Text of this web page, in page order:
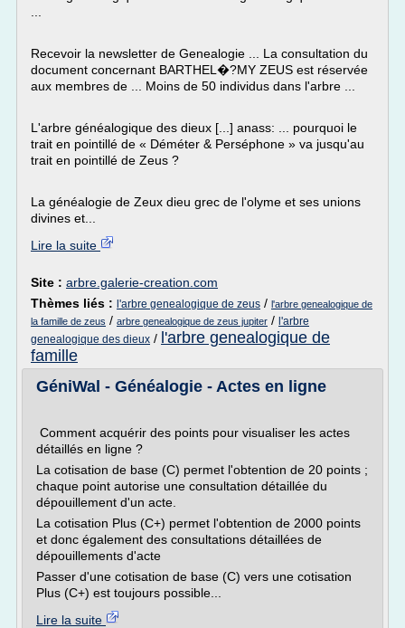
Recevoir la newsletter de Genealogie ... La consultation du
document concernant BARTHEL�?MY ZEUS est réservée
aux membres de ... Moins de 50 individus dans l'arbre ...
L'arbre généalogique des dieux [...] anass: ... pourquoi le
trait en pointillé de « Déméter & Perséphone » va jusqu'au
trait en pointillé de Zeus ?
La généalogie de Zeux dieu grec de l'olyme et ses unions
divines et...
Lire la suite
Site : arbre.galerie-creation.com
Thèmes liés : l'arbre genealogique de zeus / l'arbre genealogique de
la famille de zeus / arbre genealogique de zeus jupiter / l'arbre
genealogique des dieux / l'arbre genealogique de
famille
GéniWal - Généalogie - Actes en ligne
Comment acquérir des points pour visualiser les actes
détaillés en ligne ?
La cotisation de base (C) permet l'obtention de 20 points ;
chaque point autorise une consultation détaillée du
dépouillement d'un acte.
La cotisation Plus (C+) permet l'obtention de 2000 points
et donc également des consultations détaillées de
dépouillements d'acte
Passer d'une cotisation de base (C) vers une cotisation
Plus (C+) est toujours possible...
Lire la suite